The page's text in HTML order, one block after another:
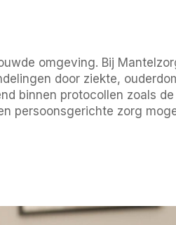
omgeving. Bij
door ziekte,
binnen protocollen zoals
persoonsgerichte zorg